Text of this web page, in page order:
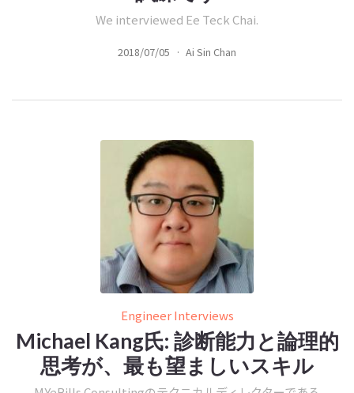
We interviewed Ee Teck Chai.
2018/07/05 · Ai Sin Chan
Engineer Interviews
Michael Kang氏: 診断能力と論理的
思考が、最も望ましいスキル